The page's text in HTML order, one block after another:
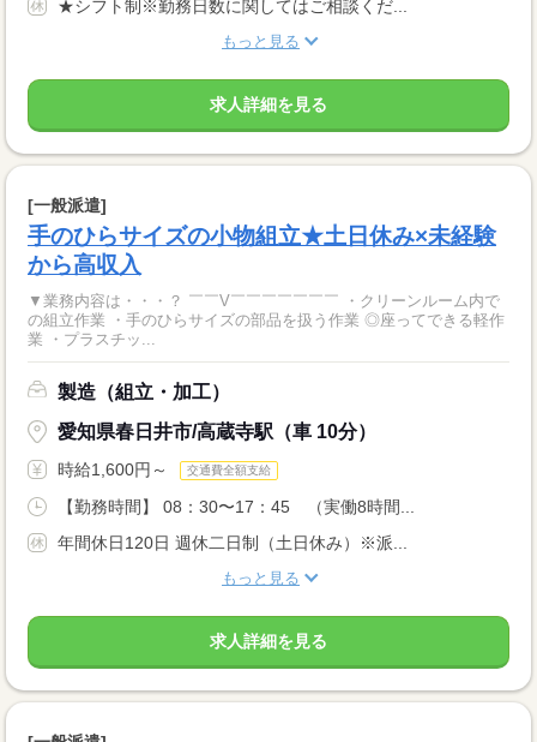
★シフト制※勤務日数に関してはご相談くだ...
もっと見る
求人詳細を見る
[一般派遣]
手のひらサイズの小物組立★土日休み×未経験
から高収入
▼業務内容は・・・？ ￣￣V￣￣￣￣￣￣￣ ・クリーンルーム内で
の組立作業 ・手のひらサイズの部品を扱う作業 ◎座ってできる軽作
業 ・プラスチッ...
製造（組立・加工）
愛知県春日井市/高蔵寺駅（車 10分）
時給1,600円～ 交通費全額支給
【勤務時間】 08：30〜17：45 （実働8時間...
年間休日120日 週休二日制（土日休み）※派...
もっと見る
求人詳細を見る